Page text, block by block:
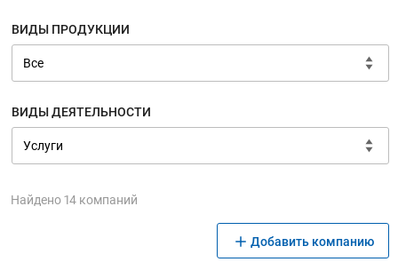
ВИДЫ ПРОДУКЦИИ
ВИДЫ ДЕЯТЕЛЬНОСТИ
Найдено 14 компаний
Добавить компанию